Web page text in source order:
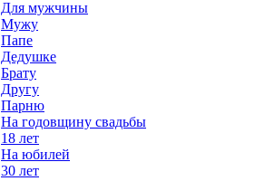
Для мужчины
Мужу
Папе
Дедушке
Брату
Другу
Парню
На годовщину свадьбы
18 лет
На юбилей
30 лет